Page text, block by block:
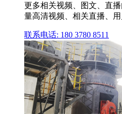
更多相关视频、图文、直
量高清视频、相关直播、
联系电话: 180 3780 8511